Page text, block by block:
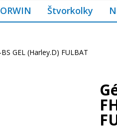
Štvorkolky
GEL (Harley.D) FULBAT